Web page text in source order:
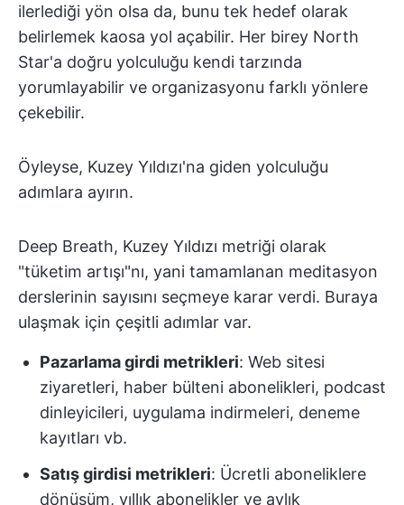
ilerlediği yön olsa da, bunu tek hedef olarak
belirlemek kaosa yol açabilir. Her birey North
Star'a doğru yolculuğu kendi tarzında
yorumlayabilir ve organizasyonu farklı yönlere
çekebilir.
Öyleyse, Kuzey Yıldızı'na giden yolculuğu
adımlara ayırın.
Deep Breath, Kuzey Yıldızı metriği olarak
"tüketim artışı"nı, yani tamamlanan meditasyon
derslerinin sayısını seçmeye karar verdi. Buraya
ulaşmak için çeşitli adımlar var.
Pazarlama girdi metrikleri: Web sitesi
ziyaretleri, haber bülteni abonelikleri, podcast
dinleyicileri, uygulama indirmeleri, deneme
kayıtları vb.
Satış girdisi metrikleri: Ücretli aboneliklere
dönüşüm, yıllık abonelikler ve aylık